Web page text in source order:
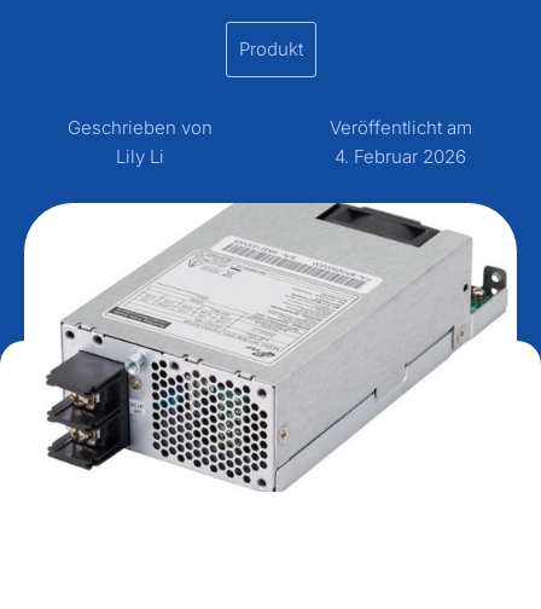
Produkt
Geschrieben von
Lily Li
Veröffentlicht am
4. Februar 2026